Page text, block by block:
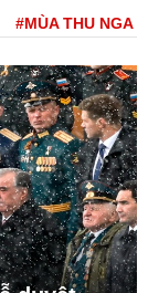
#MÙA THU NGA